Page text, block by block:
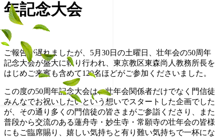
年記念大会
ご報告が遅れましたが、5月30日の土曜日、壮年会の50周年
記念大会が盛大に執り行われ、東京教区東森尚人教務所長を
はじめご来賓も含めて120名ほどがご参加くださいました。
この度の50周年記念大会は、壮年会関係者だけでなく門信徒
みんなでお祝いしたいという想いでスタートした企画でした
が、その通り多くの門信徒の皆さまがご参詣くださり、また
普段から交流のある蓮舟寺・妙生寺・常願寺の壮年会の皆様
にもご臨席賜り、嬉しい気持ちと有り難い気持ちで一杯にな